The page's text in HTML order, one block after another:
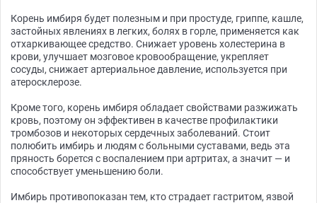
Корень имбиря будет полезным и при простуде, гриппе, кашле,
застойных явлениях в легких, болях в горле, применяется как
отхаркивающее средство. Снижает уровень холестерина в
крови, улучшает мозговое кровообращение, укрепляет
сосуды, снижает артериальное давление, используется при
атеросклерозе.
Кроме того, корень имбиря обладает свойствами разжижать
кровь, поэтому он эффективен в качестве профилактики
тромбозов и некоторых сердечных заболеваний. Стоит
полюбить имбирь и людям с больными суставами, ведь эта
пряность борется с воспалением при артритах, а значит — и
способствует уменьшению боли.
Имбирь противопоказан тем, кто страдает гастритом, язвой